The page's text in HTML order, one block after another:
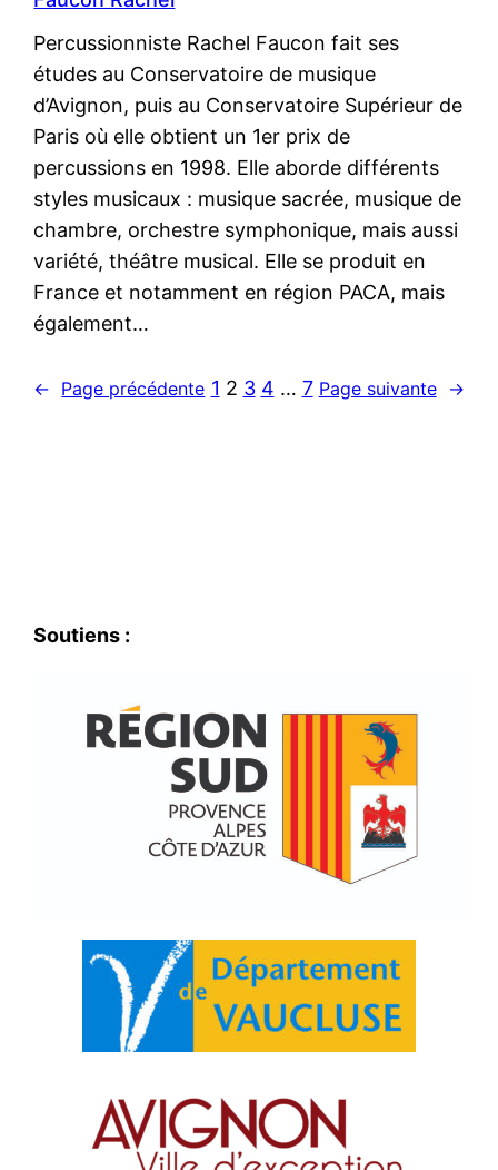
Percussionniste Rachel Faucon fait ses
études au Conservatoire de musique
d’Avignon, puis au Conservatoire Supérieur de
Paris où elle obtient un 1er prix de
percussions en 1998. Elle aborde différents
styles musicaux : musique sacrée, musique de
chambre, orchestre symphonique, mais aussi
variété, théâtre musical. Elle se produit en
France et notamment en région PACA, mais
également…
← Page précédente 1 2 3 4 … 7 Page suivante →
Soutiens :